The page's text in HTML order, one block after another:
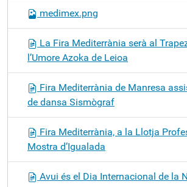
medimex.png
La Fira Mediterrània serà al
l’Umore Azoka de Leioa
Fira Mediterrània de Manresa
de dansa Sismògraf
Fira Mediterrània, a la Llotja
Mostra d’Igualada
Avui és el Dia Internacional de la